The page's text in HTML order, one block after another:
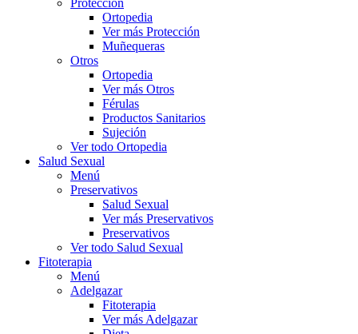
Protección
Ortopedia
Ver más Protección
Muñequeras
Otros
Ortopedia
Ver más Otros
Férulas
Productos Sanitarios
Sujeción
Ver todo Ortopedia
Salud Sexual
Menú
Preservativos
Salud Sexual
Ver más Preservativos
Preservativos
Ver todo Salud Sexual
Fitoterapia
Menú
Adelgazar
Fitoterapia
Ver más Adelgazar